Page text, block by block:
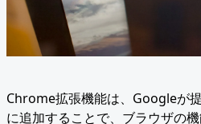
Chrome拡張機能は、Googleが
に追加することで、ブラウザの